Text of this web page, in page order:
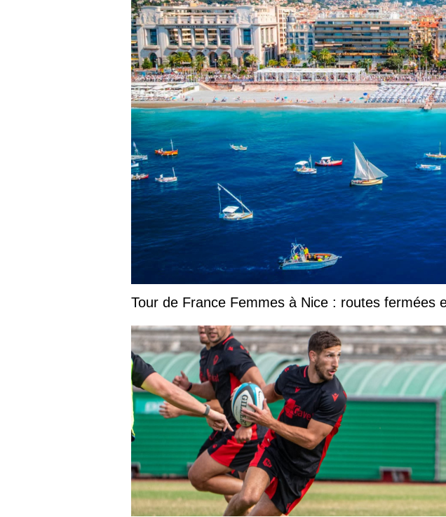
Tour de France Femmes à Nice : routes fermées